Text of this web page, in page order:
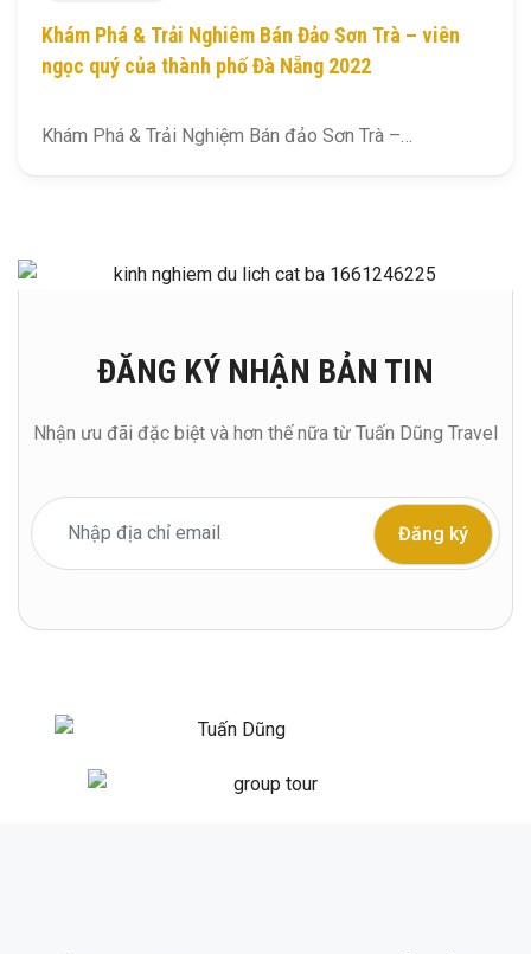
Khám Phá & Trải Nghiêm Bán Đảo Sơn Trà – viên
ngọc quý của thành phố Đà Nẵng 2022
Khám Phá & Trải Nghiệm Bán đảo Sơn Trà –…
ĐĂNG KÝ NHẬN BẢN TIN
Nhận ưu đãi đặc biệt và hơn thế nữa từ Tuấn Dũng Travel